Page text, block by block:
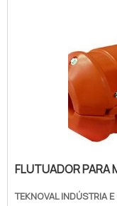
o cliente está
para o
produtos
eficácia no
problema.
FLUTUADOR PARA
TEKNOVAL INDÚSTRIA